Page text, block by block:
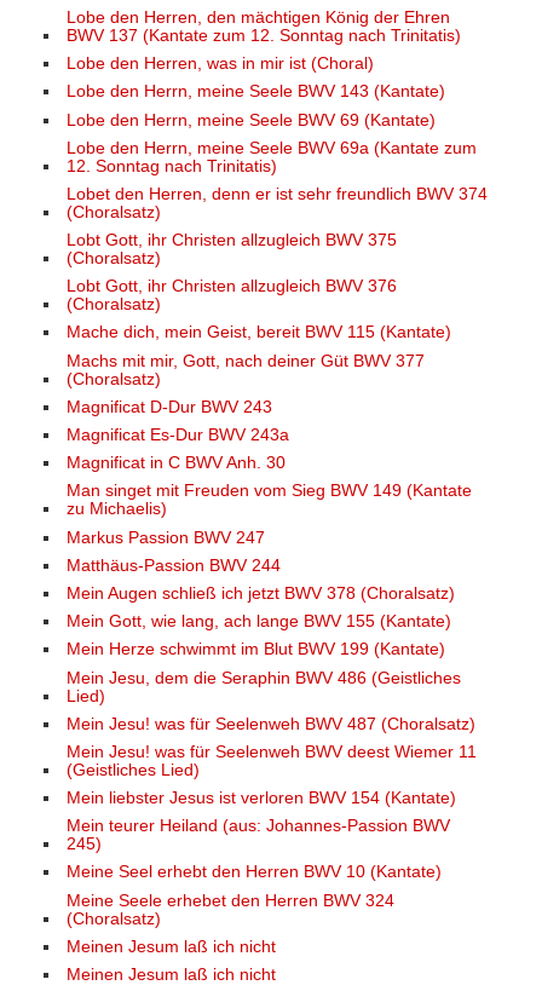
Lobe den Herren, den mächtigen König der Ehren
BWV 137 (Kantate zum 12. Sonntag nach Trinitatis)
Lobe den Herren, was in mir ist (Choral)
Lobe den Herrn, meine Seele BWV 143 (Kantate)
Lobe den Herrn, meine Seele BWV 69 (Kantate)
Lobe den Herrn, meine Seele BWV 69a (Kantate zum
12. Sonntag nach Trinitatis)
Lobet den Herren, denn er ist sehr freundlich BWV 374
(Choralsatz)
Lobt Gott, ihr Christen allzugleich BWV 375
(Choralsatz)
Lobt Gott, ihr Christen allzugleich BWV 376
(Choralsatz)
Mache dich, mein Geist, bereit BWV 115 (Kantate)
Machs mit mir, Gott, nach deiner Güt BWV 377
(Choralsatz)
Magnificat D-Dur BWV 243
Magnificat Es-Dur BWV 243a
Magnificat in C BWV Anh. 30
Man singet mit Freuden vom Sieg BWV 149 (Kantate
zu Michaelis)
Markus Passion BWV 247
Matthäus-Passion BWV 244
Mein Augen schließ ich jetzt BWV 378 (Choralsatz)
Mein Gott, wie lang, ach lange BWV 155 (Kantate)
Mein Herze schwimmt im Blut BWV 199 (Kantate)
Mein Jesu, dem die Seraphin BWV 486 (Geistliches
Lied)
Mein Jesu! was für Seelenweh BWV 487 (Choralsatz)
Mein Jesu! was für Seelenweh BWV deest Wiemer 11
(Geistliches Lied)
Mein liebster Jesus ist verloren BWV 154 (Kantate)
Mein teurer Heiland (aus: Johannes-Passion BWV
245)
Meine Seel erhebt den Herren BWV 10 (Kantate)
Meine Seele erhebet den Herren BWV 324
(Choralsatz)
Meinen Jesum laß ich nicht
Meinen Jesum laß ich nicht